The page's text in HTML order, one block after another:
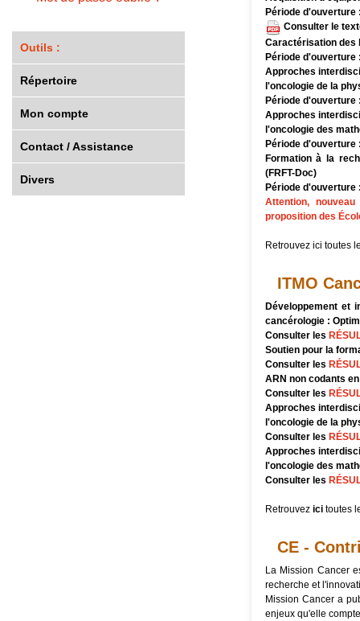
Outils :
Répertoire
Mon compte
Contact / Assistance
Divers
Période d'ouverture
Consulter le
Caractérisation des
Période d'ouverture
Approches
l'oncologie de la
Période d'ouverture
Approches
l'oncologie des
Période d'ouverture
Formation à la
(FRFT-Doc)
Période d'ouverture
Attention,
proposition des
Retrouvez ici toutes
ITMO
Développement et
cancérologie :
Consulter les R
Soutien pour la
Consulter les
ARN non codants
Consulter les
Approches
l'oncologie de la
Consulter les
Approches
l'oncologie des
Consulter les
Retrouvez icitoutes
CE -
La Mission Cancer
recherche et
Mission Cancer a
enjeux qu'elle